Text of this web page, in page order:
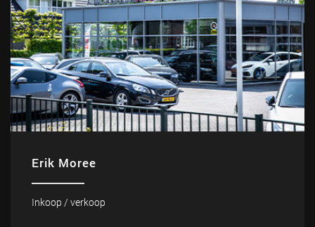
Erik Moree
Inkoop / verkoop